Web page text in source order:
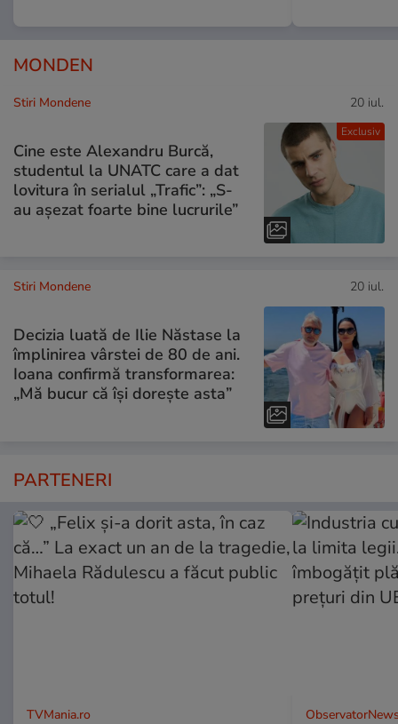
MONDEN
Exclusiv
Stiri Mondene 20 iul.
Cine este Alexandru Burcă,
studentul la UNATC care a dat
lovitura în serialul „Trafic”: „S-
au așezat foarte bine lucrurile”
Stiri Mondene 20 iul.
Decizia luată de Ilie Năstase la
împlinirea vârstei de 80 de ani.
Ioana confirmă transformarea:
„Mă bucur că își dorește asta”
PARTENERI
TVMania.ro